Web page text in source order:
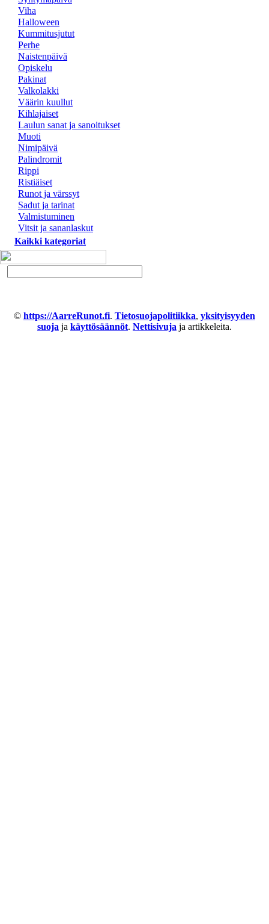
Viha
Halloween
Kummitusjutut
Perhe
Naistenpäivä
Opiskelu
Pakinat
Valkolakki
Väärin kuullut
Kihlajaiset
Laulun sanat ja sanoitukset
Muoti
Nimipäivä
Palindromit
Rippi
Ristiäiset
Runot ja värssyt
Sadut ja tarinat
Valmistuminen
Vitsit ja sananlaskut
Kaikki kategoriat
© https://AarreRunot.fi. Tietosuojapolitiikka, yksityisyyden
suoja ja käyttösäännöt. Nettisivuja ja artikkeleita.